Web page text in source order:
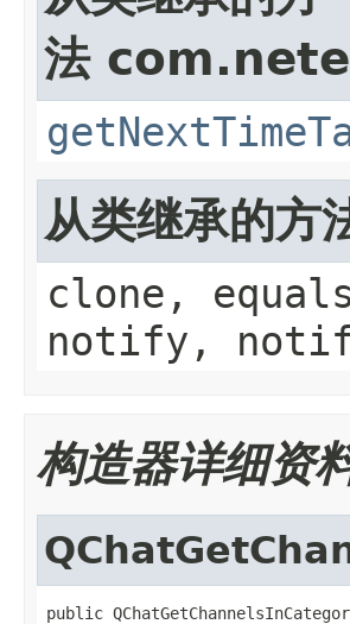
法
从类继承的
clone,
notify,
构造器详细资
public